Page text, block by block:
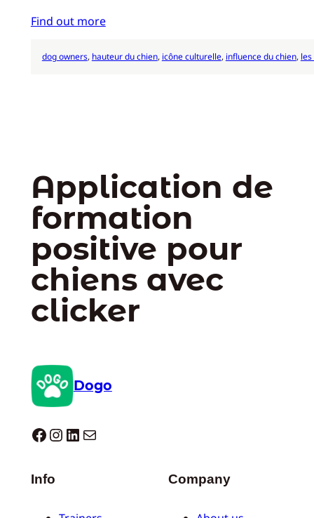
Find out more
dog owners, hauteur du chien, icône culturelle, influence du chien,
Application de
formation
positive pour
chiens avec
clicker
Dogo
Dogo facebook InstagramLinkedIn E-mail
Info Company